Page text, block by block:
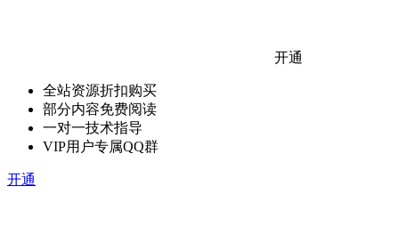
开通
全站资源折扣购买
部分内容免费阅读
一对一技术指导
VIP用户专属QQ群
开通